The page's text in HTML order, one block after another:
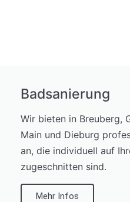
Badsanierung
Wir bieten in Breuberg,
Main und Dieburg
an, die individuell auf
zugeschnitten sind.
Mehr Infos